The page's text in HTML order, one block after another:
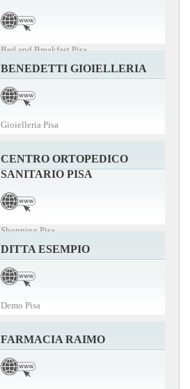
Bed and Breakfast Pisa
BENEDETTI GIOIELLERIA
Gioielleria Pisa
CENTRO ORTOPEDICO
SANITARIO PISA
Shopping Pisa
DITTA ESEMPIO
Demo Pisa
FARMACIA RAIMO